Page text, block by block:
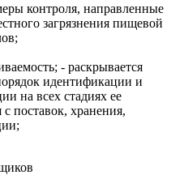
контроля, направленные
загрязнения пищевой
- раскрывается
идентификации и
на всех стадиях ее
поставок, хранения,